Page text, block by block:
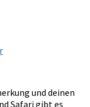
und deinen
Safari gibt es